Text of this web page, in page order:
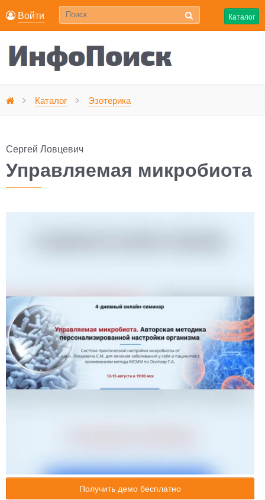
Войти Каталог
Каталог Эзотерика
Сергей Ловцевич
Управляемая микробиота
Получить демо бесплатно